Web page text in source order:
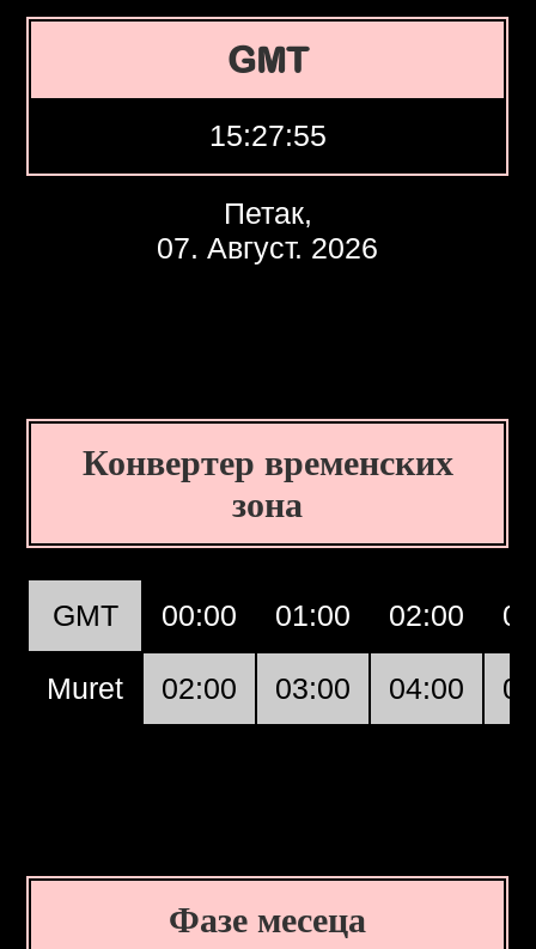
GMT
15:27:56
Петак,
07. Август. 2026
Конвертер временских
зона
GMT 00:00 01:00 02:00
Muret 02:00 03:00 04:00
Фазе месеца